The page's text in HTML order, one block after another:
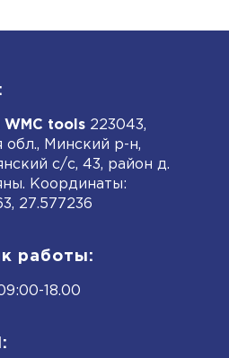
WMC tools 223043,
обл., Минский р-н,
с/с, 43, район д.
Координаты:
27.577236
работы:
18.00